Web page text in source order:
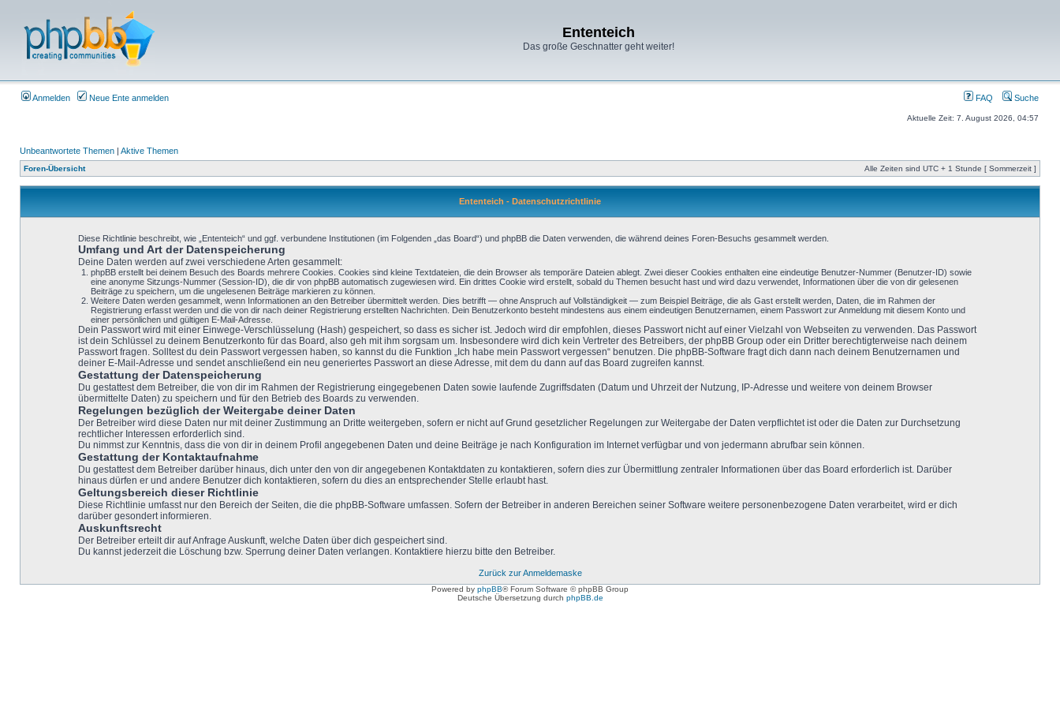
Ententeich
Das große Geschnatter geht weiter!
Anmelden Neue Ente anmelden FAQ Suche
Aktuelle Zeit: 7. August 2026, 04:57
Unbeantwortete Themen | Aktive Themen
Foren-Übersicht Alle Zeiten sind UTC + 1 Stunde [ Sommerzeit ]
Ententeich - Datenschutzrichtlinie
Diese Richtlinie beschreibt, wie „Ententeich“ und ggf. verbundene Institutionen (im Folgenden „das Board“) und phpBB die Daten verwenden, die während deines Foren-Besuchs gesammelt werden.
Umfang und Art der Datenspeicherung
Deine Daten werden auf zwei verschiedene Arten gesammelt:
phpBB erstellt bei deinem Besuch des Boards mehrere Cookies. Cookies sind kleine Textdateien, die dein Browser als temporäre Dateien ablegt. Zwei dieser Cookies enthalten eine eindeutige Benutzer-Nummer (Benutzer-ID) sowie
eine anonyme Sitzungs-Nummer (Session-ID), die dir von phpBB automatisch zugewiesen wird. Ein drittes Cookie wird erstellt, sobald du Themen besucht hast und wird dazu verwendet, Informationen über die von dir gelesenen
Beiträge zu speichern, um die ungelesenen Beiträge markieren zu können.
Weitere Daten werden gesammelt, wenn Informationen an den Betreiber übermittelt werden. Dies betrifft — ohne Anspruch auf Vollständigkeit — zum Beispiel Beiträge, die als Gast erstellt werden, Daten, die im Rahmen der
Registrierung erfasst werden und die von dir nach deiner Registrierung erstellten Nachrichten. Dein Benutzerkonto besteht mindestens aus einem eindeutigen Benutzernamen, einem Passwort zur Anmeldung mit diesem Konto und
einer persönlichen und gültigen E-Mail-Adresse.
Dein Passwort wird mit einer Einwege-Verschlüsselung (Hash) gespeichert, so dass es sicher ist. Jedoch wird dir empfohlen, dieses Passwort nicht auf einer Vielzahl von Webseiten zu verwenden. Das Passwort
ist dein Schlüssel zu deinem Benutzerkonto für das Board, also geh mit ihm sorgsam um. Insbesondere wird dich kein Vertreter des Betreibers, der phpBB Group oder ein Dritter berechtigterweise nach deinem
Passwort fragen. Solltest du dein Passwort vergessen haben, so kannst du die Funktion „Ich habe mein Passwort vergessen“ benutzen. Die phpBB-Software fragt dich dann nach deinem Benutzernamen und
deiner E-Mail-Adresse und sendet anschließend ein neu generiertes Passwort an diese Adresse, mit dem du dann auf das Board zugreifen kannst.
Gestattung der Datenspeicherung
Du gestattest dem Betreiber, die von dir im Rahmen der Registrierung eingegebenen Daten sowie laufende Zugriffsdaten (Datum und Uhrzeit der Nutzung, IP-Adresse und weitere von deinem Browser
übermittelte Daten) zu speichern und für den Betrieb des Boards zu verwenden.
Regelungen bezüglich der Weitergabe deiner Daten
Der Betreiber wird diese Daten nur mit deiner Zustimmung an Dritte weitergeben, sofern er nicht auf Grund gesetzlicher Regelungen zur Weitergabe der Daten verpflichtet ist oder die Daten zur Durchsetzung
rechtlicher Interessen erforderlich sind.
Du nimmst zur Kenntnis, dass die von dir in deinem Profil angegebenen Daten und deine Beiträge je nach Konfiguration im Internet verfügbar und von jedermann abrufbar sein können.
Gestattung der Kontaktaufnahme
Du gestattest dem Betreiber darüber hinaus, dich unter den von dir angegebenen Kontaktdaten zu kontaktieren, sofern dies zur Übermittlung zentraler Informationen über das Board erforderlich ist. Darüber
hinaus dürfen er und andere Benutzer dich kontaktieren, sofern du dies an entsprechender Stelle erlaubt hast.
Geltungsbereich dieser Richtlinie
Diese Richtlinie umfasst nur den Bereich der Seiten, die die phpBB-Software umfassen. Sofern der Betreiber in anderen Bereichen seiner Software weitere personenbezogene Daten verarbeitet, wird er dich
darüber gesondert informieren.
Auskunftsrecht
Der Betreiber erteilt dir auf Anfrage Auskunft, welche Daten über dich gespeichert sind.
Du kannst jederzeit die Löschung bzw. Sperrung deiner Daten verlangen. Kontaktiere hierzu bitte den Betreiber.
Zurück zur Anmeldemaske
Powered by phpBB® Forum Software © phpBB Group
Deutsche Übersetzung durch phpBB.de